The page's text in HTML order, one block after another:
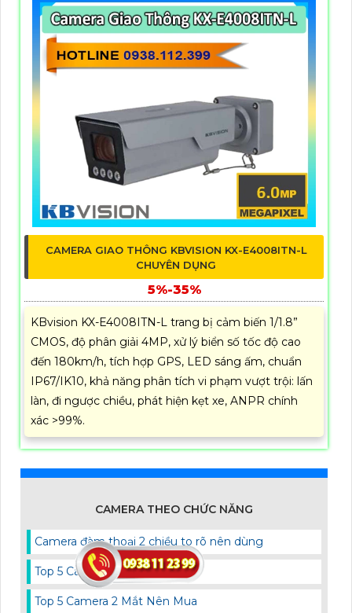
CAMERA GIAO THÔNG KBVISION KX-E4008ITN-L
CHUYÊN DỤNG
5%-35%
KBvision KX-E4008ITN-L trang bị cảm biến 1/1.8”
CMOS, độ phân giải 4MP, xử lý biển số tốc độ cao
đến 180km/h, tích hợp GPS, LED sáng ấm, chuẩn
IP67/IK10, khả năng phân tích vi phạm vượt trội: lấn
làn, đi ngược chiều, phát hiện kẹt xe, ANPR chính
xác >99%.
CAMERA THEO CHỨC NĂNG
Camera đàm thoại 2 chiều to rõ nên dùng
Top 5 Camera nhà Xưởng
Top 5 Camera 2 Mắt Nên Mua